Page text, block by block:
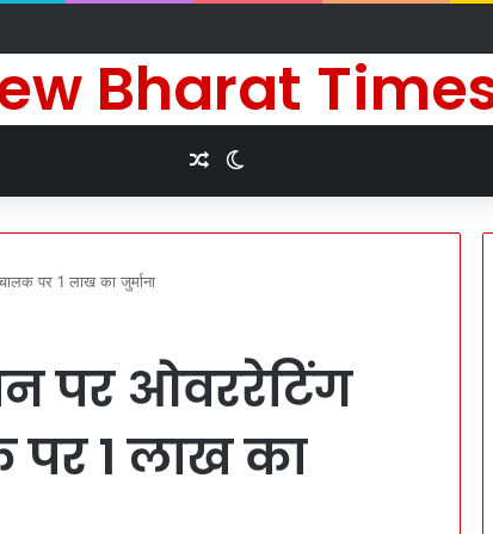
कामना के लिए किए धार्मिक अनुष्ठान
Bharat
Random Article
पर 1 लाख का जुर्माना
पर ओवररेटिंग
1 लाख का